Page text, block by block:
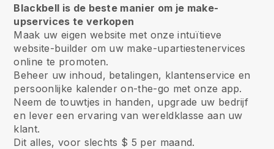
Blackbell is de beste manier om je make-
upservices te verkopen
Maak uw eigen website met onze intuïtieve
website-builder om uw make-upartiestenervices
online te promoten.
Beheer uw inhoud, betalingen, klantenservice en
persoonlijke kalender on-the-go met onze app.
Neem de touwtjes in handen, upgrade uw bedrijf
en lever een ervaring van wereldklasse aan uw
klant.
Dit alles, voor slechts $ 5 per maand.